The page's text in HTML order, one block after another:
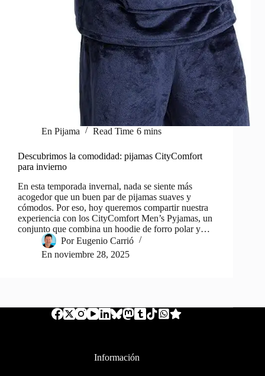
En Pijama Read Time 6 mins
Descubrimos la comodidad: pijamas CityComfort
para invierno
En esta temporada invernal, nada se siente más
acogedor que un buen par de pijamas suaves y
cómodos. Por eso, hoy queremos compartir nuestra
experiencia con los CityComfort Men’s Pyjamas, un
conjunto que combina un hoodie de forro polar y…
Por Eugenio Carrió
En noviembre 28, 2025
Información